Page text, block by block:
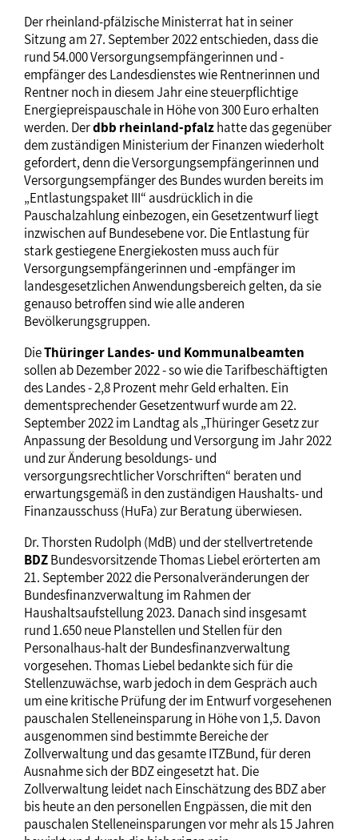
Der rheinland-pfälzische Ministerrat hat in seiner
Sitzung am 27. September 2022 entschieden, dass die
rund 54.000 Versorgungsempfängerinnen und -
empfänger des Landesdienstes wie Rentnerinnen und
Rentner noch in diesem Jahr eine steuerpflichtige
Energiepreispauschale in Höhe von 300 Euro erhalten
werden. Derdbb rheinland-pfalzhatte das gegenüber
dem zuständigen Ministerium der Finanzen wiederholt
gefordert, denn die Versorgungsempfängerinnen und
Versorgungsempfänger des Bundes wurden bereits im
„Entlastungspaket III“ ausdrücklich in die
Pauschalzahlung einbezogen, ein Gesetzentwurf liegt
inzwischen auf Bundesebene vor. Die Entlastung für
stark gestiegene Energiekosten muss auch für
Versorgungsempfängerinnen und -empfänger im
landesgesetzlichen Anwendungsbereich gelten, da sie
genauso betroffen sind wie alle anderen
Bevölkerungsgruppen.
DieThüringer Landes- und Kommunalbeamten
sollen ab Dezember 2022 - so wie die Tarifbeschäftigten
des Landes - 2,8 Prozent mehr Geld erhalten. Ein
dementsprechender Gesetzentwurf wurde am 22.
September 2022 im Landtag als „Thüringer Gesetz zur
Anpassung der Besoldung und Versorgung im Jahr 2022
und zur Änderung besoldungs- und
versorgungsrechtlicher Vorschriften“ beraten und
erwartungsgemäß in den zuständigen Haushalts- und
Finanzausschuss (HuFa) zur Beratung überwiesen.
Dr. Thorsten Rudolph (MdB) und der stellvertretende
BDZBundesvorsitzende Thomas Liebel erörterten am
21. September 2022 die Personalveränderungen der
Bundesfinanzverwaltung im Rahmen der
Haushaltsaufstellung 2023. Danach sind insgesamt
rund 1.650 neue Planstellen und Stellen für den
Personalhaus-halt der Bundesfinanzverwaltung
vorgesehen. Thomas Liebel bedankte sich für die
Stellenzuwächse, warb jedoch in dem Gespräch auch
um eine kritische Prüfung der im Entwurf vorgesehenen
pauschalen Stelleneinsparung in Höhe von 1,5. Davon
ausgenommen sind bestimmte Bereiche der
Zollverwaltung und das gesamte ITZBund, für deren
Ausnahme sich der BDZ eingesetzt hat. Die
Zollverwaltung leidet nach Einschätzung des BDZ aber
bis heute an den personellen Engpässen, die mit den
pauschalen Stelleneinsparungen vor mehr als 15 Jahren